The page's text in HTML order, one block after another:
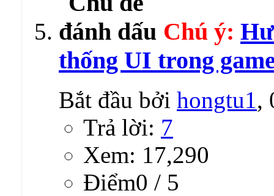
Chú ý:
thống UI trong
Bắt đầu bởi hongtu1 ,
Trả lời: 7
Xem: 17,290
Ðiểm0 / 5